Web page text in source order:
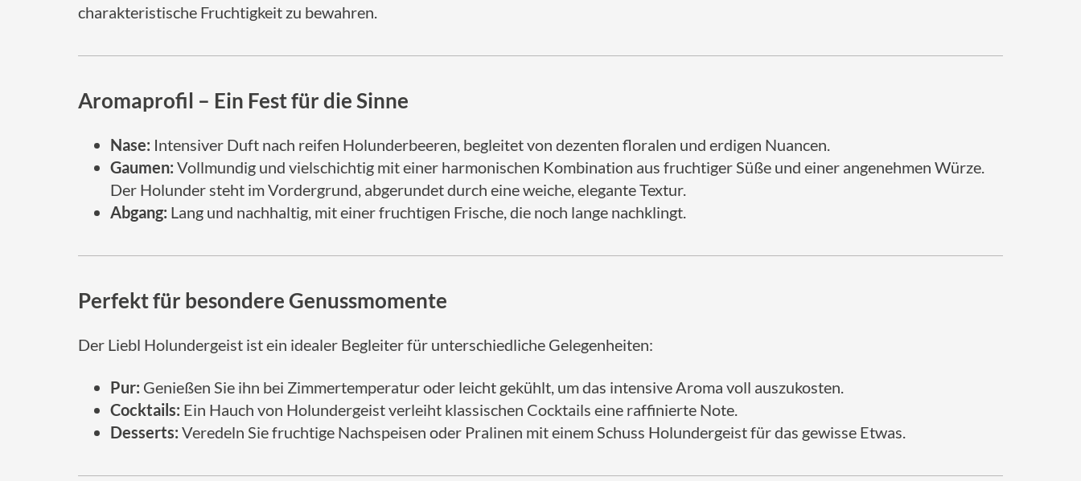
charakteristische Fruchtigkeit zu bewahren.
Aromaprofil – Ein Fest für die Sinne
Nase: Intensiver Duft nach reifen Holunderbeeren, begleitet von dezenten floralen und erdigen Nuancen.
Gaumen: Vollmundig und vielschichtig mit einer harmonischen Kombination aus fruchtiger Süße und einer angenehmen Würze.
Der Holunder steht im Vordergrund, abgerundet durch eine weiche, elegante Textur.
Abgang: Lang und nachhaltig, mit einer fruchtigen Frische, die noch lange nachklingt.
Perfekt für besondere Genussmomente
Der Liebl Holundergeist ist ein idealer Begleiter für unterschiedliche Gelegenheiten:
Pur: Genießen Sie ihn bei Zimmertemperatur oder leicht gekühlt, um das intensive Aroma voll auszukosten.
Cocktails: Ein Hauch von Holundergeist verleiht klassischen Cocktails eine raffinierte Note.
Desserts: Veredeln Sie fruchtige Nachspeisen oder Pralinen mit einem Schuss Holundergeist für das gewisse Etwas.